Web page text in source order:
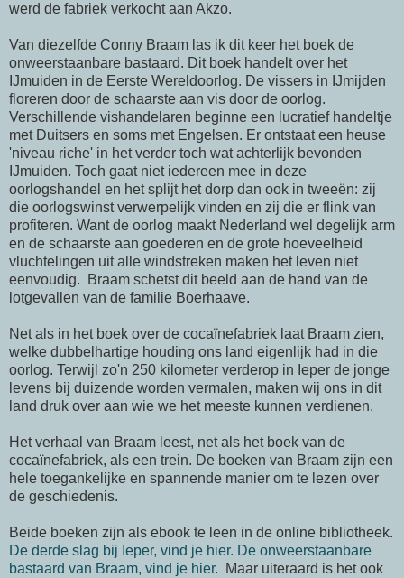
werd de fabriek verkocht aan Akzo.
Van diezelfde Conny Braam las ik dit keer het boek de
onweerstaanbare bastaard. Dit boek handelt over het
IJmuiden in de Eerste Wereldoorlog. De vissers in IJmijden
floreren door de schaarste aan vis door de oorlog.
Verschillende vishandelaren beginne een lucratief handeltje
met Duitsers en soms met Engelsen. Er ontstaat een heuse
'niveau riche' in het verder toch wat achterlijk bevonden
IJmuiden. Toch gaat niet iedereen mee in deze
oorlogshandel en het splijt het dorp dan ook in tweeën: zij
die oorlogswinst verwerpelijk vinden en zij die er flink van
profiteren. Want de oorlog maakt Nederland wel degelijk arm
en de schaarste aan goederen en de grote hoeveelheid
vluchtelingen uit alle windstreken maken het leven niet
eenvoudig. Braam schetst dit beeld aan de hand van de
lotgevallen van de familie Boerhaave.
Net als in het boek over de cocaïnefabriek laat Braam zien,
welke dubbelhartige houding ons land eigenlijk had in die
oorlog. Terwijl zo'n 250 kilometer verderop in Ieper de jonge
levens bij duizende worden vermalen, maken wij ons in dit
land druk over aan wie we het meeste kunnen verdienen.
Het verhaal van Braam leest, net als het boek van de
cocaïnefabriek, als een trein. De boeken van Braam zijn een
hele toegankelijke en spannende manier om te lezen over
de geschiedenis.
Beide boeken zijn als ebook te leen in de online bibliotheek.
De derde slag bij Ieper, vind je hier. De onweerstaanbare
bastaard van Braam, vind je hier. Maar uiteraard is het ook